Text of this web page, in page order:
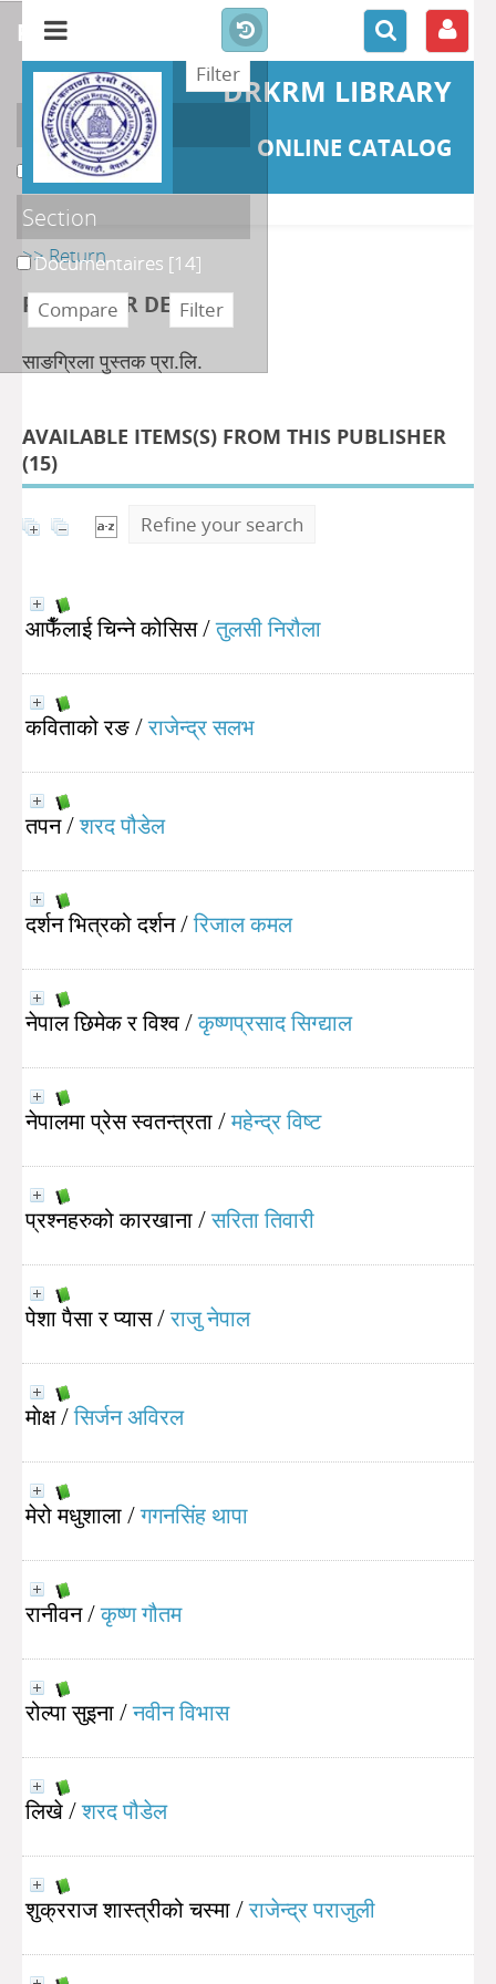
DRKRM LIBRARY
ONLINE CATALOG
>> Return
PUBLISHER DETAILS
साङग्रिला पुस्तक प्रा.लि.
AVAILABLE ITEMS(S) FROM THIS PUBLISHER
(15)
Refine your search
आफैँलाई चिन्ने कोसिस/तुलसी निरौला
कविताको रङ/राजेन्द्र सलभ
तपन/शरद पौडेल
दर्शन भित्रको दर्शन/रिजाल कमल
नेपाल छिमेक र विश्व/कृष्णप्रसाद सिग्द्याल
नेपालमा प्रेस स्वतन्त्रता/महेन्द्र विष्ट
प्रश्नहरुको कारखाना/सरिता तिवारी
पेशा पैसा र प्यास/राजु नेपाल
माेक्ष/सिर्जन अविरल
मेरो मधुशाला/गगनसिंह थापा
रानीवन/कृष्ण गौतम
रोल्पा सुइना/नवीन विभास
लिखे/शरद पौडेल
शुक्रराज शास्त्रीको चस्मा/राजेन्द्र पराजुली
refine or compare
Localisation
DKRML[14]
Section
Documentaires [14]